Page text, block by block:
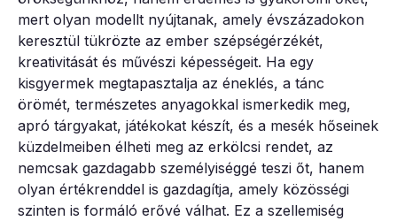
mert olyan modellt nyújtanak, amely évszázadokon
keresztül tükrözte az ember szépségérzékét,
kreativitását és művészi képességeit. Ha egy
kisgyermek megtapasztalja az éneklés, a tánc
örömét, természetes anyagokkal ismerkedik meg,
apró tárgyakat, játékokat készít, és a mesék hőseinek
küzdelmeiben élheti meg az erkölcsi rendet, az
nemcsak gazdagabb személyiséggé teszi őt, hanem
olyan értékrenddel is gazdagítja, amely közösségi
szinten is formáló erővé válhat. Ez a szellemiség